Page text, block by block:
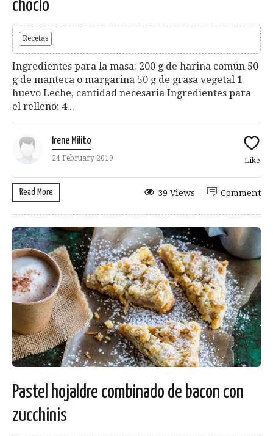
choclo
Recetas
Ingredientes para la masa: 200 g de harina común 50
g de manteca o margarina 50 g de grasa vegetal 1
huevo Leche, cantidad necesaria Ingredientes para
el relleno: 4...
Irene Milito
24 February 2019 Like
Read More Comment
39 Views
Pastel hojaldre combinado de bacon con
zucchinis